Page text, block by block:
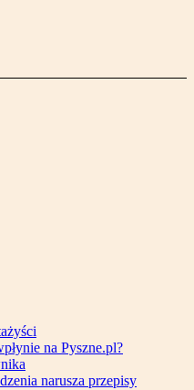
na Pyszne.pl?
narusza przepisy